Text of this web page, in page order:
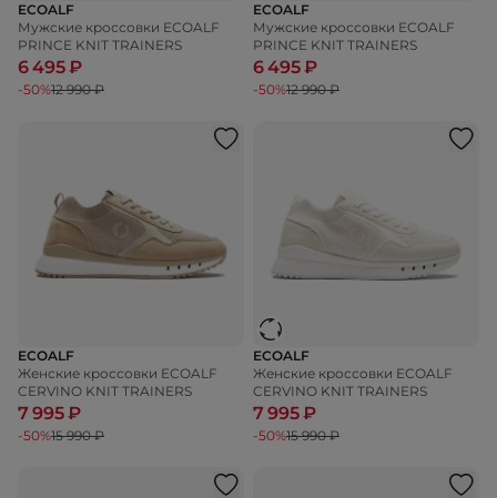
ECOALF
Мужские кроссовки ECOALF
PRINCE KNIT TRAINERS
6 495 ₽
-50%12 990 ₽
ECOALF
Мужские кроссовки ECOALF
PRINCE KNIT TRAINERS
6 495 ₽
-50%12 990 ₽
ECOALF
Женские кроссовки ECOALF
CERVINO KNIT TRAINERS
7 995 ₽
-50%15 990 ₽
ECOALF
Женские кроссовки ECOALF
CERVINO KNIT TRAINERS
7 995 ₽
-50%15 990 ₽